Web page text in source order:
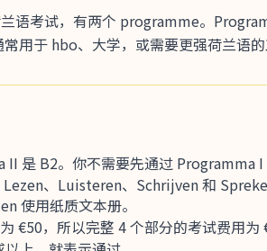
语考试，有两个 programme。
用于 hbo、大学，或需要更强荷兰语
是 B2。你不需要先通过 Programma I
、Luisteren、Schrijven 和
使用纸质文本册。
€50，所以完整 4 个部分的考试费用为